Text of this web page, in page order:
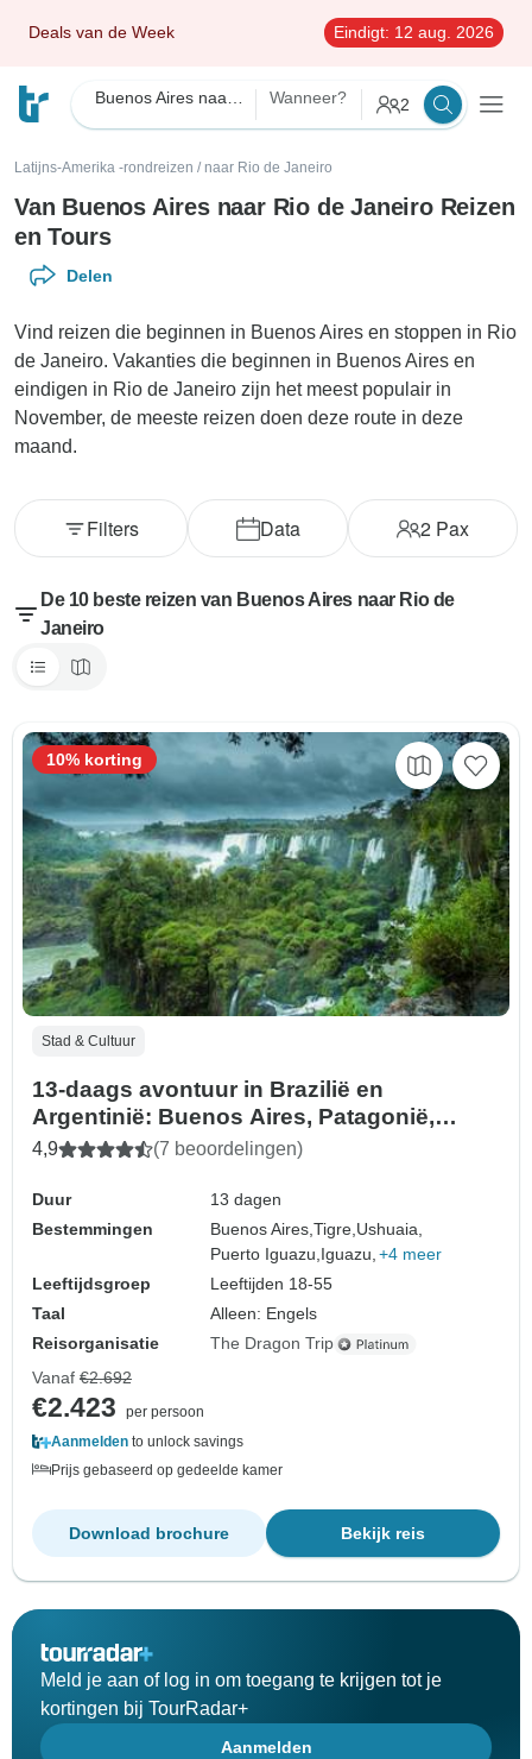
Deals van de Week Eindigt: 12 aug. 2026
Wanneer? 2
Latijns-Amerika -rondreizen / naar Rio de Janeiro
Van Buenos Aires naar Rio de Janeiro Reizen
en Tours
Delen
Vind reizen die beginnen in Buenos Aires en stoppen in Rio
de Janeiro. Vakanties die beginnen in Buenos Aires en
eindigen in Rio de Janeiro zijn het meest populair in
November, de meeste reizen doen deze route in deze
maand.
Data 2 Pax
Filters
De 10 beste reizen van Buenos Aires naar Rio de
Janeiro
Stad & Cultuur
13-daags avontuur in Brazilië en
Argentinië: Buenos Aires, Patagonië,
Iguazú watervallen, São Paulo & Rio
4,9 (7 beoordelingen)
Duur
13 dagen
Bestemmingen
Buenos Aires,Tigre, Ushuaia,
Puerto Iguazu, Iguazu, +4 meer
Leeftijdsgroep
Leeftijden 18-55
Taal
Alleen: Engels
Reisorganisatie
The Dragon Trip
10% korting
Vanaf €2.692
€2.423
per persoon
Aanmelden to unlock savings
Prijs gebaseerd op gedeelde kamer
Bekijk reis
Download brochure
Meld je aan of log in om toegang te krijgen tot je
kortingen bij TourRadar+
Aanmelden